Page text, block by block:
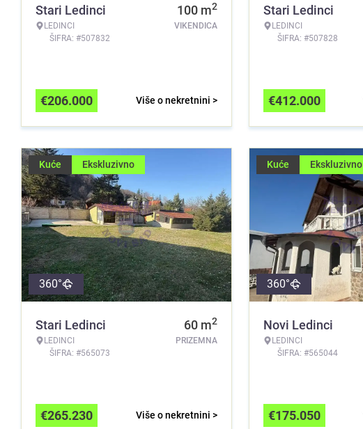
Stari Ledinci
LEDINCI
ŠIFRA: #507832
100 m2
VIKENDICA
Više o nekretnini >
€206.000
Stari Ledinci
LEDINCI
ŠIFRA: #507828
€412.000
Kuće Ekskluzivno
360°
Stari Ledinci
LEDINCI
ŠIFRA: #565073
60 m2
PRIZEMNA
Više o nekretnini >
€265.230
Kuće Ekskluzivno
360°
Novi Ledinci
LEDINCI
ŠIFRA: #565044
€175.050